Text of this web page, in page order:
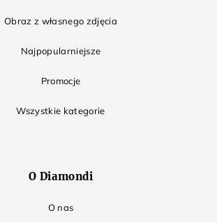
Obraz z własnego zdjęcia
Najpopularniejsze
Promocje
Wszystkie kategorie
O Diamondi
O nas